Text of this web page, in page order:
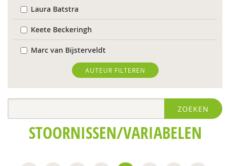
Laura Batstra
Keete Beckeringh
Marc van Bijsterveldt
Nienke Boesveldt
Arjan Bolt
Milene Bonte
AUTEUR FILTEREN
ZOEKEN
STOORNISSEN/VARIABELEN